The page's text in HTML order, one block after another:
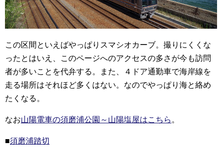
この区間といえばやっぱりスマシオカーブ。撮りにくくな
ったとはいえ、このページへのアクセスの多さが今も訪問
者が多いことを代弁する。また、４ドア通勤車で海岸線を
走る場所はそれほど多くはない。なのでやっぱり海と絡め
たくなる。
なお山陽電車の須磨浦公園～山陽塩屋はこちら 。
■須磨浦踏切